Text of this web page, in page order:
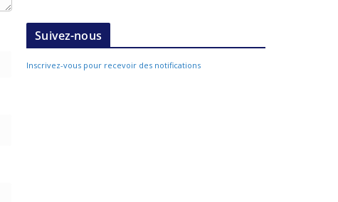
Suivez-nous
Inscrivez-vous pour recevoir des notifications